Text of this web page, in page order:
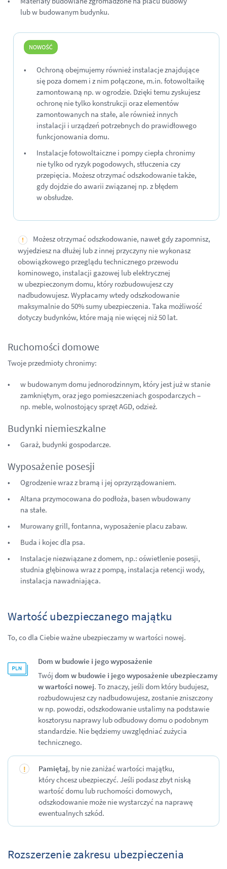
lub w budowanym budynku.
Ochroną obejmujemy również instalacje znajdujące
się poza domem i z nim połączone, m.in. fotowoltaikę
zamontowaną np. w ogrodzie. Dzięki temu zyskujesz
ochronę nie tylko konstrukcji oraz elementów
zamontowanych na stałe, ale również innych
instalacji i urządzeń potrzebnych do prawidłowego
funkcjonowania domu.
Instalacje fotowoltaiczne i pompy ciepła chronimy
nie tylko od ryzyk pogodowych, stłuczenia czy
przepięcia. Możesz otrzymać odszkodowanie także,
gdy dojdzie do awarii związanej np. z błędem
w obsłudze.
Możesz otrzymać odszkodowanie, nawet gdy zapomnisz,
wyjedziesz na dłużej lub z innej przyczyny nie wykonasz
obowiązkowego przeglądu technicznego przewodu
kominowego, instalacji gazowej lub elektrycznej
w ubezpieczonym domu, który rozbudowujesz czy
nadbudowujesz. Wypłacamy wtedy odszkodowanie
maksymalnie do 50% sumy ubezpieczenia. Taka możliwość
dotyczy budynków, które mają nie więcej niż 50 lat.
Ruchomości domowe
Twoje przedmioty chronimy:
w budowanym domu jednorodzinnym, który jest już w stanie
zamkniętym, oraz jego pomieszczeniach gospodarczych –
np. meble, wolnostojący sprzęt AGD, odzież.
Budynki niemieszkalne
Garaż, budynki gospodarcze.
Wyposażenie posesji
Ogrodzenie wraz z bramą i jej oprzyrządowaniem.
Altana przymocowana do podłoża, basen wbudowany
na stałe.
Murowany grill, fontanna, wyposażenie placu zabaw.
Buda i kojec dla psa.
Instalacje niezwiązane z domem, np.: oświetlenie posesji,
studnia głębinowa wraz z pompą, instalacja retencji wody,
instalacja nawadniająca.
Wartość ubezpieczanego majątku
To, co dla Ciebie ważne ubezpieczamy w wartości nowej.
Dom w budowie i jego wyposażenie
Twój dom w budowie i jegowyposażenie ubezpieczamy
w wartości nowej. To znaczy, jeśli dom który budujesz,
rozbudowujesz czy nadbudowujesz, zostanie zniszczony
w np. powodzi, odszkodowanie ustalimy na podstawie
kosztorysu naprawy lub odbudowy domu o podobnym
standardzie. Nie będziemy uwzględniać zużycia
technicznego.
Pamiętaj, by nie zaniżać wartości majątku,
który chcesz ubezpieczyć. Jeśli podasz zbyt niską
wartość domu lub ruchomości domowych,
odszkodowanie może nie wystarczyć na naprawę
ewentualnych szkód.
Rozszerzenie zakresu ubezpieczenia